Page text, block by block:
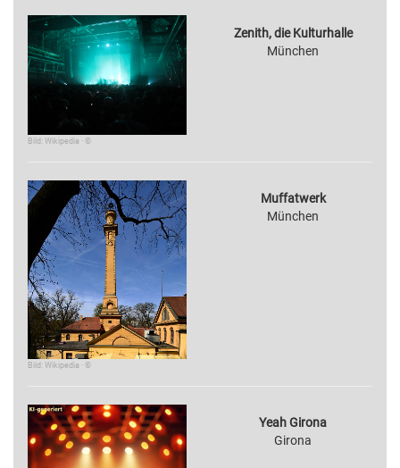
Bild: Wikipedia · ©
Zenith, die Kulturhalle
München
Bild: Wikipedia · ©
Muffatwerk
München
Yeah Girona
Girona